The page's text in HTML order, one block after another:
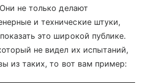
не только делают
и технические штуки,
это широкой публике.
не видел их испытаний,
из таких, то вот вам пример: